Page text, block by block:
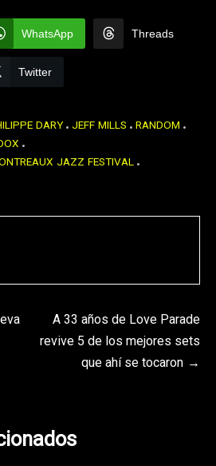
WhatsApp Threads
Twitter
DARY JEFF MILLS RANDOM
JAZZ FESTIVAL
A 33 años de Love Parade
revive 5 de los mejores sets
que ahí se tocaron